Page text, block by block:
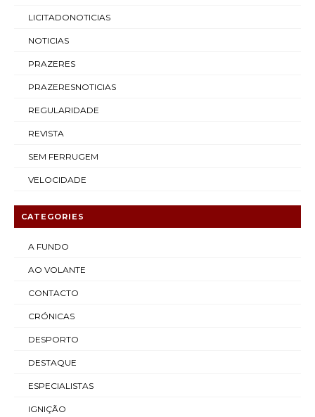
LICITADONOTICIAS
NOTICIAS
PRAZERES
PRAZERESNOTICIAS
REGULARIDADE
REVISTA
SEM FERRUGEM
VELOCIDADE
CATEGORIES
A FUNDO
AO VOLANTE
CONTACTO
CRÓNICAS
DESPORTO
DESTAQUE
ESPECIALISTAS
IGNIÇÃO